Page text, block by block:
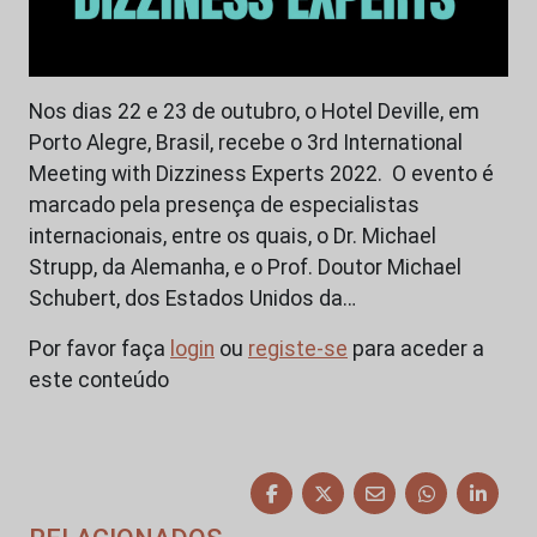
Nos dias 22 e 23 de outubro, o Hotel Deville, em
Porto Alegre, Brasil, recebe o 3rd International
Meeting with Dizziness Experts 2022. O evento é
marcado pela presença de especialistas
internacionais, entre os quais, o Dr. Michael
Strupp, da Alemanha, e o Prof. Doutor Michael
Schubert, dos Estados Unidos da…
Por favor faça login ou registe-se para aceder a
este conteúdo